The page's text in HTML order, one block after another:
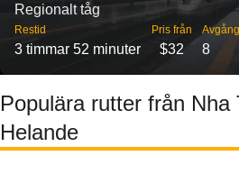
Regionalt tåg
Restid
3 timmar 52 minuter
Pris från
$32 8
Populära rutter från Nha
Helande